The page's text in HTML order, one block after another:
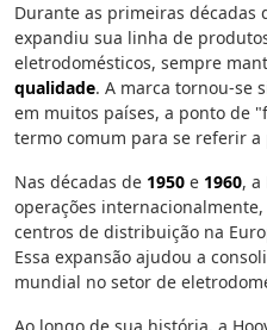
Durante as primeiras décadas
expandiu sua linha de
eletrodomésticos, sempre
qualidade. A marca tornou-se
em muitos países, a ponto de
termo comum para se referir a
Nas décadas de 1950 e 1960, a
operações
centros de distribuição na
Essa expansão ajudou a
mundial no setor de